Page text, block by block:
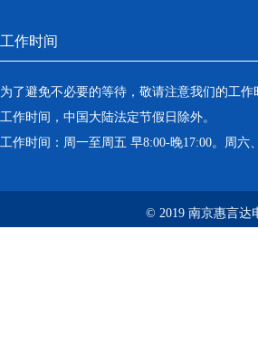
工作时间
为了避免不必要的等待，敬请注意我们的工
工作时间，中国大陆法定节假日除外。
工作时间：周一至周五 早8:00-晚17:00。周六
© 2019 南京惠言达